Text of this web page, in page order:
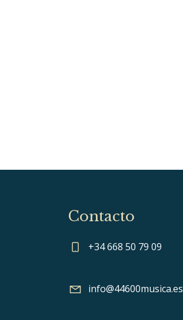
Contacto
+34 668 50 79 09
info@44600musica.es